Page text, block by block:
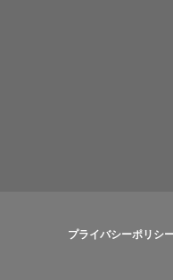
プライバシーポリシ